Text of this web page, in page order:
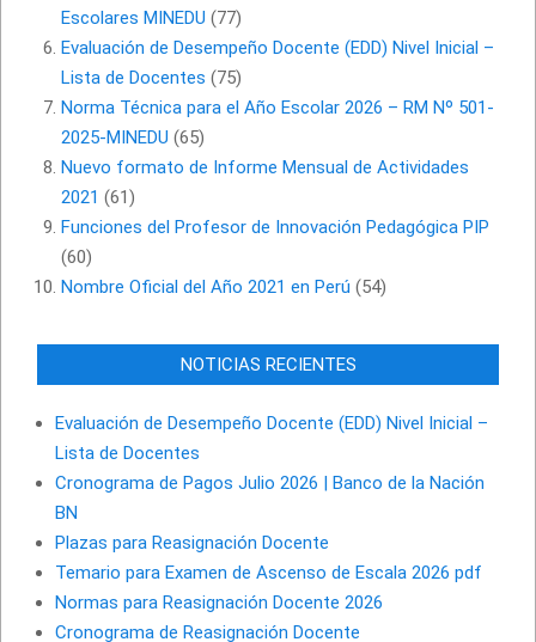
Escolares MINEDU (77)
Evaluación de Desempeño Docente (EDD) Nivel Inicial –
Lista de Docentes (75)
Norma Técnica para el Año Escolar 2026 – RM Nº 501-
2025-MINEDU (65)
Nuevo formato de Informe Mensual de Actividades
2021 (61)
Funciones del Profesor de Innovación Pedagógica PIP
(60)
Nombre Oficial del Año 2021 en Perú (54)
NOTICIAS RECIENTES
Evaluación de Desempeño Docente (EDD) Nivel Inicial –
Lista de Docentes
Cronograma de Pagos Julio 2026 | Banco de la Nación
BN
Plazas para Reasignación Docente
Temario para Examen de Ascenso de Escala 2026 pdf
Normas para Reasignación Docente 2026
Cronograma de Reasignación Docente